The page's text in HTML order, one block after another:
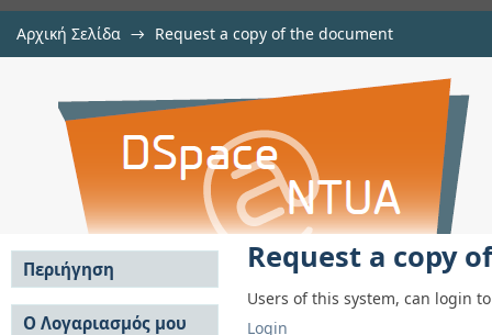
Αρχική Σελίδα → Request a copy of the document
Request a copy of the document
Request a copy
Users of this system, can login
Login
Περιήγηση
Σε όλο το DSpace
Ο Λογαριασμός μου